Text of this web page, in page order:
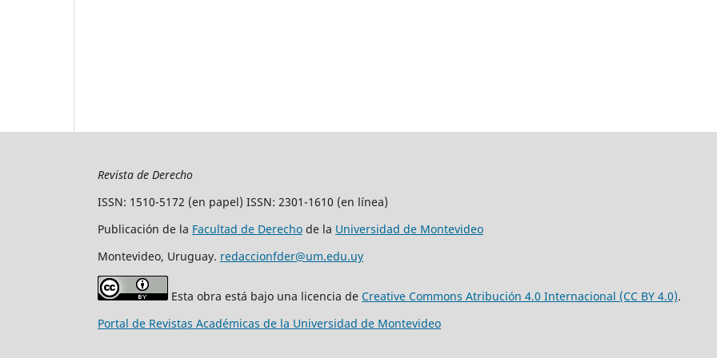
Revista de Derecho
ISSN: 1510-5172 (en papel) ISSN: 2301-1610 (en línea)
Publicación de la Facultad de Derecho de la Universidad de Montevideo
Montevideo, Uruguay. redaccionfder@um.edu.uy
Esta obra está bajo una licencia de Creative Commons Atribución 4.0 Internacional (CC BY 4.0).
Portal de Revistas Académicas de la Universidad de Montevideo